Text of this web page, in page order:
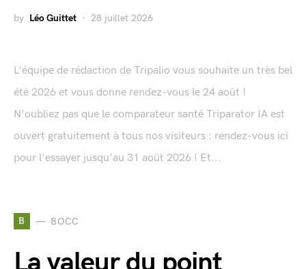
by Léo Guittet 28 juillet 2026
L'équipe de rédaction de Tripalio vous souhaite un très bel
été 2026 et vous donne rendez-vous le 24 août !
N'oubliez pas que le comparateur santé Triparator IA est
ouvert gratuitement à tous nos visiteurs : rendez-vous ici
pour l'essayer jusqu'au 31 août 2026 ! Et...
B BOCC